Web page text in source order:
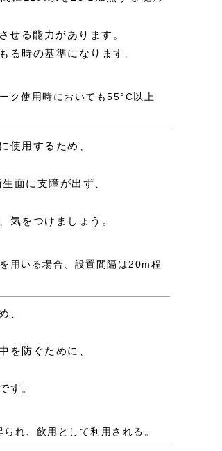
る能力があります。
る時の基準になります。
ク使用時においても55°C以上
使用するため、
面に支障が出ず、
気をつけましょう。
用いる場合、設置間隔は20m程
、
を防ぐために、
す。
れ、飲用として利用される。